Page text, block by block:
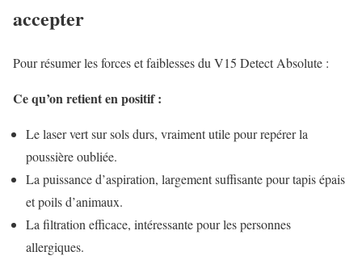
accepter
Pour résumer les forces et faiblesses du V15 Detect Absolute :
Ce qu’on retient en positif :
Le laser vert sur sols durs, vraiment utile pour repérer la
poussière oubliée.
La puissance d’aspiration, largement suffisante pour tapis épais
et poils d’animaux.
La filtration efficace, intéressante pour les personnes
allergiques.